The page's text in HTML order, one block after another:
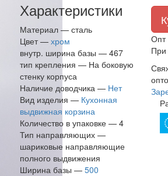
Характеристики
Материал — сталь
Цвет — хром
внутр. ширина базы — 467
тип крепления — На боковую
стенку корпуса
Наличие доводчика — Нет
Вид изделия — Кухонная
выдвижная корзина
Количество в упаковке — 4
Тип направляющих —
шариковые направляющие
полного выдвижения
Ширина базы — 500
Опт
При